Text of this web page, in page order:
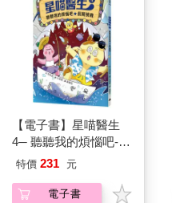
【電子書】星喵醫生
4─ 聽聽我的煩惱吧-假
期挑戰
特價 231 元
電子書